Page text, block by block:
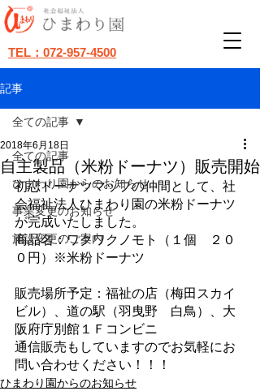
TEL：072-957-4500
記事
全ての記事
ひまわり園からのお知らせ
事業変更のお知らせ
施設変更のご案内
全ての記事
自主製品（米粉ドーナツ）販売開始
2018年6月18日
初恋ドーナツマップの仲間として、社
会福祉法人ひまわり園の米粉ドーナツ
が完成いたしました。
商品名：ワクワクノモト（１個　２０
０円）※米粉ドーナツ
販売場所予定：福祉の店（梅田スカイ
ビル）、道の駅（羽曳野　白鳥）、大
阪府庁別館１Ｆコンビニ
通信販売もしていますのでお気軽にお
問い合わせください！！！
ひまわり園からのお知らせ